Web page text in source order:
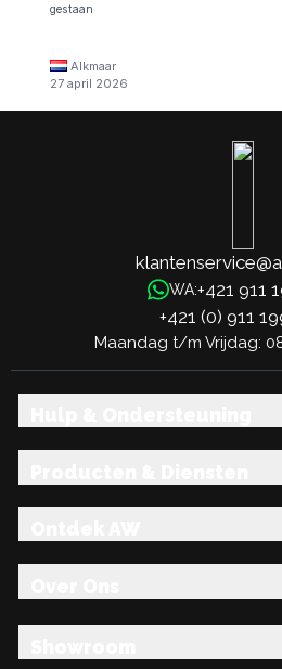
gestaan
Alkmaar
27 april 2026
WA:+421 911
+421 (0) 911
Maandag t/m Vrijdag: